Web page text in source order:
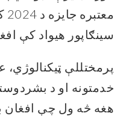
سینګاپور هیواد کې
پرمختللې
خدمتونه او د
هغه څه ول چې افغان